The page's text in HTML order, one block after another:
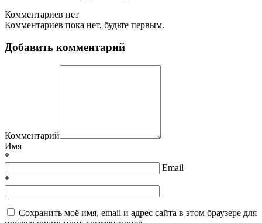
Комментариев нет
Комментариев пока нет, будьте первым.
Добавить комментарий
Комментарий
Имя
*
Email
*
Сохранить моё имя, email и адрес сайта в этом браузере для